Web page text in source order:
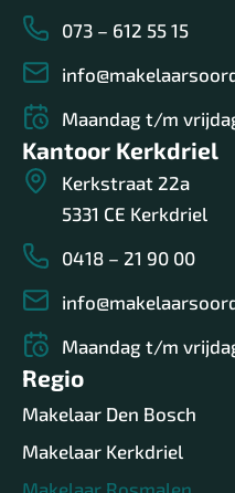
073 – 612 55 15
Maandag t/m
Kantoor Kerkdriel
Kerkstraat 22a
5331 CE Kerkdriel
0418 – 21 90 00
Maandag t/m
Regio
Makelaar Den Bosch
Makelaar Kerkdriel